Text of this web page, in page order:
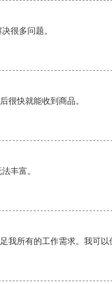
很多问题。
很快就能收到商品。
丰富。
我所有的工作需求。我可